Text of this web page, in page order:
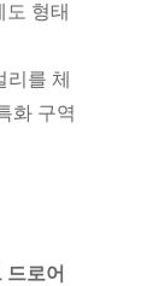
도 형태
리를 체
화 구역
드로어